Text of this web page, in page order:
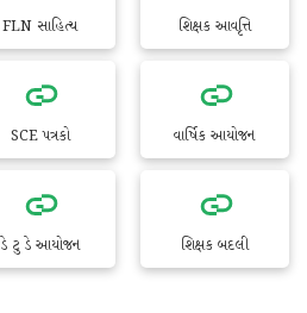
FLN સાહિત્ય શિક્ષક આવૃત્તિ
SCE પત્રકો વાર્ષિક આયોજન
ડે ટુ ડે આયોજન શિક્ષક બદલી